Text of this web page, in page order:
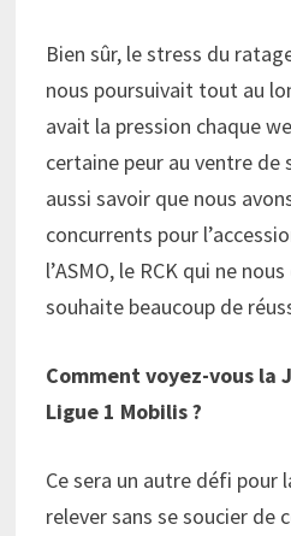
Bien sûr, le stress du
nous poursuivait tout au
avait la pression chaque
certaine peur au ventre
aussi savoir que nous
concurrents pour
l’ASMO, le RCK qui ne
souhaite beaucoup de
Comment voyez-vous la
Ligue 1 Mobilis?
Ce sera un autre défi pour
relever sans se soucier de